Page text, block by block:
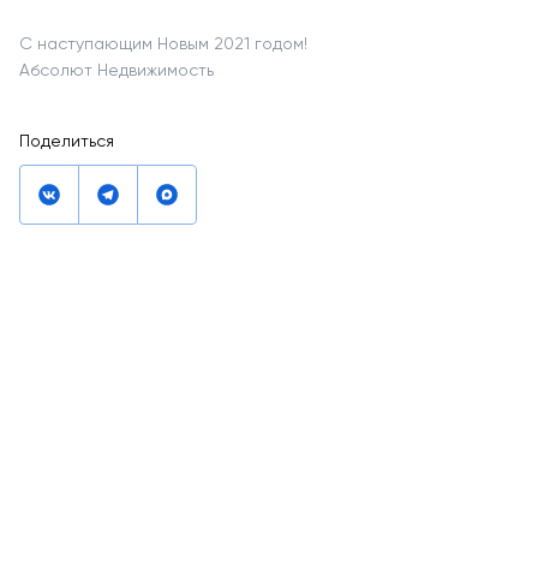
С наступающим Новым 2021 годом!
Абсолют Недвижимость
Поделиться